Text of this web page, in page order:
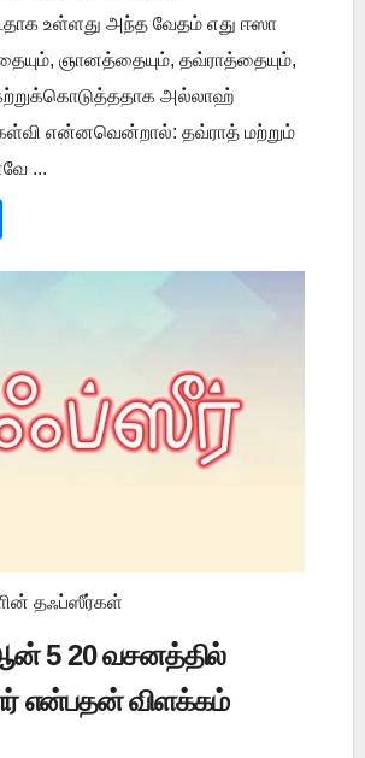
உள்ளது அந்த வேதம் எது ஈஸா
ஞானத்தையும், தவ்ராத்தையும்,
அல்லாஹ்
என்னவென்றால்: தவ்ராத் மற்றும்
...
தஃப்ஸீர்கள்
5 20 வசனத்தில்
என்பதன் விளக்கம்